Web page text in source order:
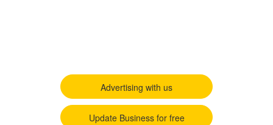
Advertising with us
Update Business for free